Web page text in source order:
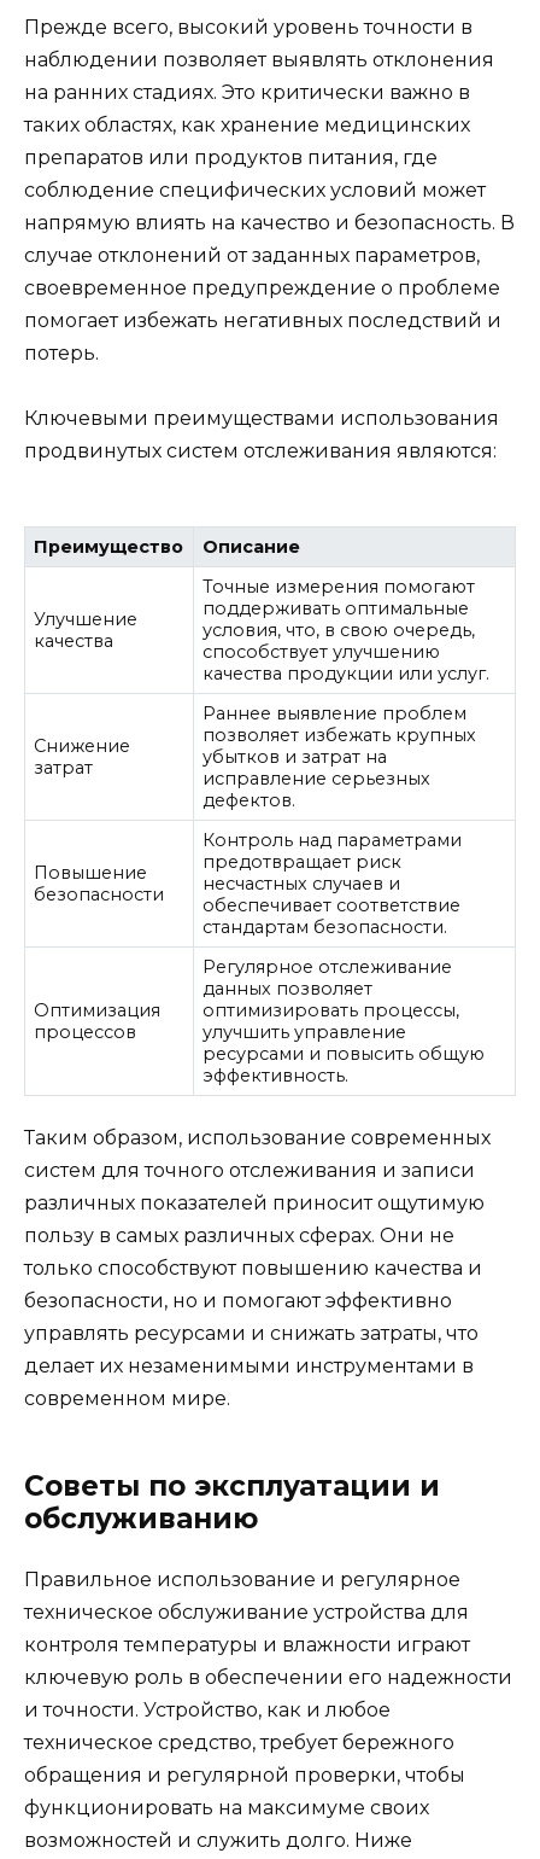
Прежде всего, высокий уровень точности в
наблюдении позволяет выявлять отклонения
на ранних стадиях. Это критически важно в
таких областях, как хранение медицинских
препаратов или продуктов питания, где
соблюдение специфических условий может
напрямую влиять на качество и безопасность. В
случае отклонений от заданных параметров,
своевременное предупреждение о проблеме
помогает избежать негативных последствий и
потерь.
Ключевыми преимуществами использования
продвинутых систем отслеживания являются:
Преимущество Описание
Улучшение
качества
Точные измерения помогают
поддерживать оптимальные
условия, что, в свою очередь,
способствует улучшению
качества продукции или услуг.
Снижение
затрат
Раннее выявление проблем
позволяет избежать крупных
убытков и затрат на
исправление серьезных
дефектов.
Повышение
безопасности
Контроль над параметрами
предотвращает риск
несчастных случаев и
обеспечивает соответствие
стандартам безопасности.
Оптимизация
процессов
Регулярное отслеживание
данных позволяет
оптимизировать процессы,
улучшить управление
ресурсами и повысить общую
эффективность.
Таким образом, использование современных
систем для точного отслеживания и записи
различных показателей приносит ощутимую
пользу в самых различных сферах. Они не
только способствуют повышению качества и
безопасности, но и помогают эффективно
управлять ресурсами и снижать затраты, что
делает их незаменимыми инструментами в
современном мире.
Советы по эксплуатации и
обслуживанию
Правильное использование и регулярное
техническое обслуживание устройства для
контроля температуры и влажности играют
ключевую роль в обеспечении его надежности
и точности. Устройство, как и любое
техническое средство, требует бережного
обращения и регулярной проверки, чтобы
функционировать на максимуме своих
возможностей и служить долго. Ниже